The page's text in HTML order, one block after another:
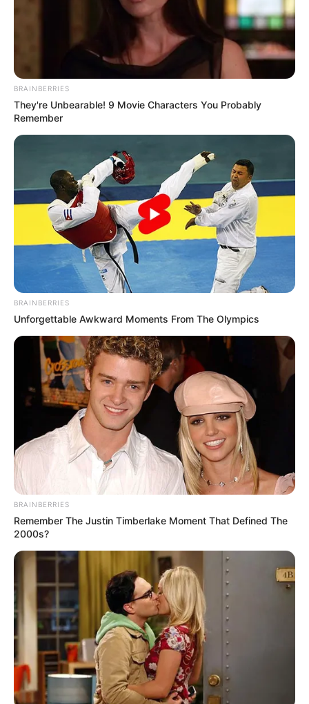
คนดวงดี ดวงปี ุ68 แม่กวาง ไพ่ตองส่องใจ
นักเขียน
bonnevie
เนื้อหาที่ได้รับการโปรโมต
Tarantino’s Latest Effort Will Probably Be His Best To
Date
BRAINBERRIES
17 Rare Churches Underground That Still Exist
BRAINBERRIES
BRAINBERRIES
They're Unbearable! 9 Movie Characters You Probably
Remember
BRAINBERRIES
Unforgettable Awkward Moments From The Olympics
BRAINBERRIES
Remember The Justin Timberlake Moment That Defined The
2000s?